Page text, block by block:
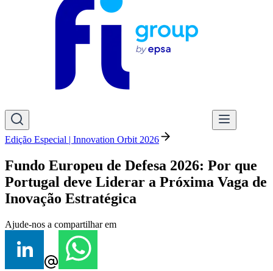
Edição Especial | Innovation Orbit 2026
Fundo Europeu de Defesa 2026: Por que
Portugal deve Liderar a Próxima Vaga de
Inovação Estratégica
Ajude-nos a compartilhar em